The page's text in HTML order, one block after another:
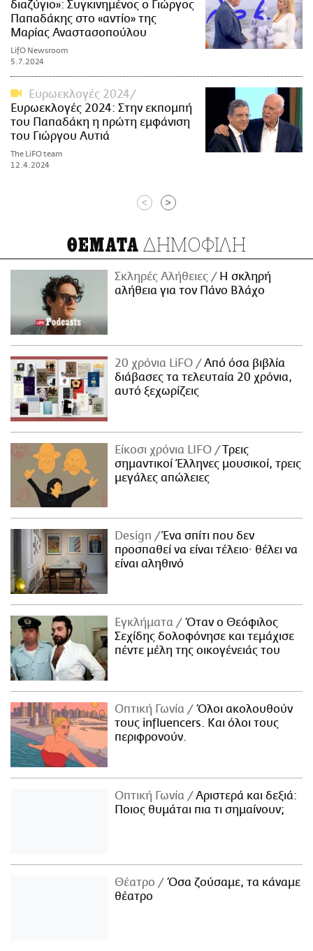
διαζύγιο»: Συγκινημένος ο Γιώργος
Παπαδάκης στο «αντίο» της
Μαρίας Αναστασοπούλου
LifO Newsroom
5.7.2024
Ευρωεκλογές 2024
Ευρωεκλογές 2024: Στην εκπομπή
του Παπαδάκη η πρώτη εμφάνιση
του Γιώργου Αυτιά
The LiFO team
12.4.2024
< >
ΘΕΜΑΤΑ ΔΗΜΟΦΙΛΗ
Σκληρές Αλήθειες
H σκληρή
αλήθεια για τον Πάνο Βλάχο
20 χρόνια LiFO
Από όσα βιβλία
διάβασες τα τελευταία 20 χρόνια,
αυτό ξεχωρίζεις
Είκοσι χρόνια LIFO
Tρεις
σημαντικοί Έλληνες μουσικοί, τρεις
μεγάλες απώλειες
Design
Ένα σπίτι που δεν
προσπαθεί να είναι τέλειο· θέλει να
είναι αληθινό
Εγκλήματα
Όταν ο Θεόφιλος
Σεχίδης δολοφόνησε και τεμάχισε
πέντε μέλη της οικογένειάς του
Οπτική Γωνία
Όλοι ακολουθούν
τους influencers. Και όλοι τους
περιφρονούν.
Οπτική Γωνία
Αριστερά και δεξιά:
Ποιος θυμάται πια τι σημαίνουν;
Θέατρο
Όσα ζούσαμε, τα κάναμε
θέατρο